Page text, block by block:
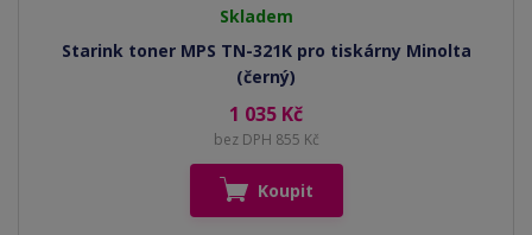
Skladem
Starink toner MPS TN-321K pro tiskárny Minolta
(černý)
1 035 Kč
bez DPH 855 Kč
Koupit